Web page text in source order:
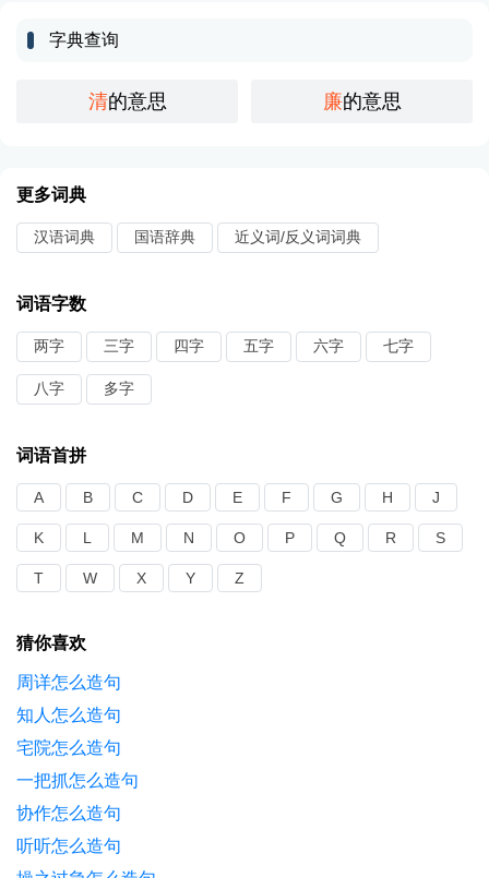
字典查询
清的意思 廉的意思
更多词典
汉语词典 国语辞典 近义词/反义词词典
词语字数
两字 三字 四字 五字 六字 七字
八字 多字
词语首拼
A B C D E F G H J
K L M N O P Q R S
T W X Y Z
猜你喜欢
周详怎么造句
知人怎么造句
宅院怎么造句
一把抓怎么造句
协作怎么造句
听听怎么造句